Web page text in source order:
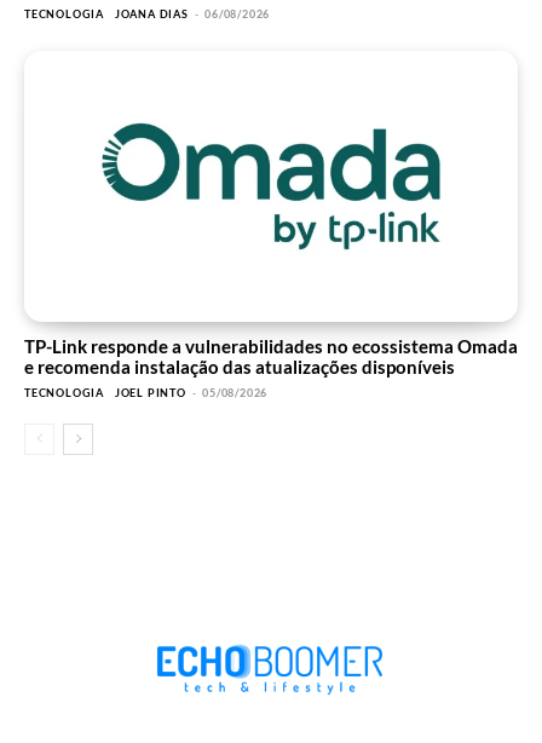
TECNOLOGIA JOANA DIAS - 06/08/2026
TP-Link responde a vulnerabilidades no ecossistema Omada
e recomenda instalação das atualizações disponíveis
TECNOLOGIA JOEL PINTO - 05/08/2026